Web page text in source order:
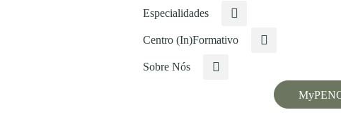
Especialidades
Centro (In)Formativo
Sobre Nós